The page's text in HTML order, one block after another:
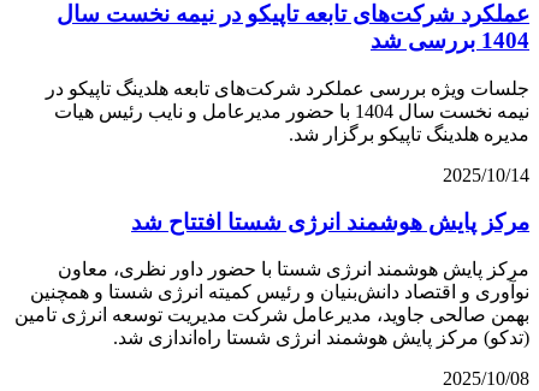
عملکرد شرکت‌های تابعه تاپیکو در نیمه نخست سال
1404 بررسی شد
جلسات ویژه بررسی عملکرد شرکت‌های تابعه هلدینگ تاپیکو در
نیمه نخست سال 1404 با حضور مدیرعامل و نایب رئیس هیات
مدیره هلدینگ تاپیکو برگزار شد.
2025/10/14
مرکز پایش هوشمند انرژی شستا افتتاح شد
مرکز پایش هوشمند انرژی شستا با حضور داور نظری، معاون
نوآوری و اقتصاد دانش‌بنیان و رئیس کمیته انرژی شستا و همچنین
بهمن صالحی جاوید، مدیرعامل شرکت مدیریت توسعه انرژی تامین
(تدکو) مرکز پایش هوشمند انرژی شستا راه‌اندازی شد.
2025/10/08